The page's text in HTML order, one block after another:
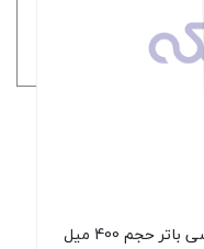
حجم 400 میل